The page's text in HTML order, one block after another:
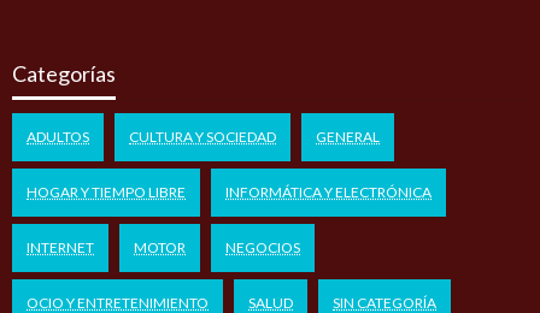
Categorías
ADULTOS CULTURA Y SOCIEDAD GENERAL
HOGAR Y TIEMPO LIBRE INFORMÁTICA Y ELECTRÓNICA
INTERNET MOTOR NEGOCIOS
OCIO Y ENTRETENIMIENTO SALUD SIN CATEGORÍA